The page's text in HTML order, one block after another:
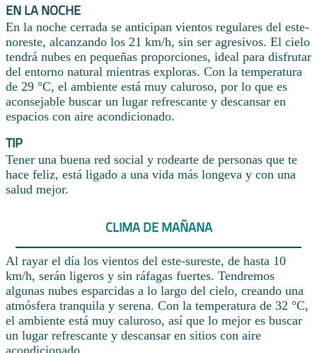
EN LA NOCHE
En la noche cerrada se anticipan vientos regulares del este-
noreste, alcanzando los 21 km/h, sin ser agresivos. El cielo
tendrá nubes en pequeñas proporciones, ideal para disfrutar
del entorno natural mientras exploras. Con la temperatura
de 29 °C, el ambiente está muy caluroso, por lo que es
aconsejable buscar un lugar refrescante y descansar en
espacios con aire acondicionado.
TIP
Tener una buena red social y rodearte de personas que te
hace feliz, está ligado a una vida más longeva y con una
salud mejor.
CLIMA DE MAÑANA
Al rayar el día los vientos del este-sureste, de hasta 10
km/h, serán ligeros y sin ráfagas fuertes. Tendremos
algunas nubes esparcidas a lo largo del cielo, creando una
atmósfera tranquila y serena. Con la temperatura de 32 °C,
el ambiente está muy caluroso, así que lo mejor es buscar
un lugar refrescante y descansar en sitios con aire